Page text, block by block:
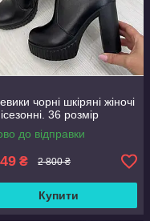
чорні шкіряні жіночі
36 розмір
до відправки
₴ 2 800 ₴
Купити